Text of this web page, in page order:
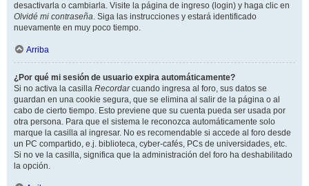
desactivarla o cambiarla. Visite la página de ingreso (login) y haga clic en
Olvidé mi contraseña. Siga las instrucciones y estará identificado
nuevamente en muy poco tiempo.
Arriba
¿Por qué mi sesión de usuario expira automáticamente?
Si no activa la casilla Recordarcuando ingresa al foro, sus datos se
guardan en una cookie segura, que se elimina al salir de la página o al
cabo de cierto tiempo. Esto previene que su cuenta pueda ser usada por
otra persona. Para que el sistema le reconozca automáticamente solo
marque la casilla al ingresar. No es recomendable si accede al foro desde
un PC compartido, e.j. biblioteca, cyber-cafés, PCs de universidades, etc.
Si no ve la casilla, significa que la administración del foro ha deshabilitado
la opción.